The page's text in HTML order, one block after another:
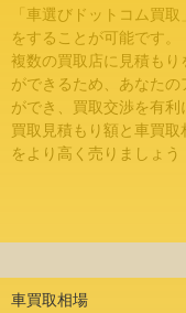
「車選びドットコム買
をすることが可能です。
複数の買取店に見積も
ができるため、あなた
ができ、買取交渉を有利
買取見積もり額と車買
をより高く売りましょう
車買取相場